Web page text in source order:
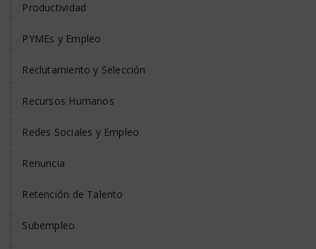
Productividad
PYMEs y Empleo
Reclutamiento y Selección
Recursos Humanos
Redes Sociales y Empleo
Renuncia
Retención de Talento
Subempleo